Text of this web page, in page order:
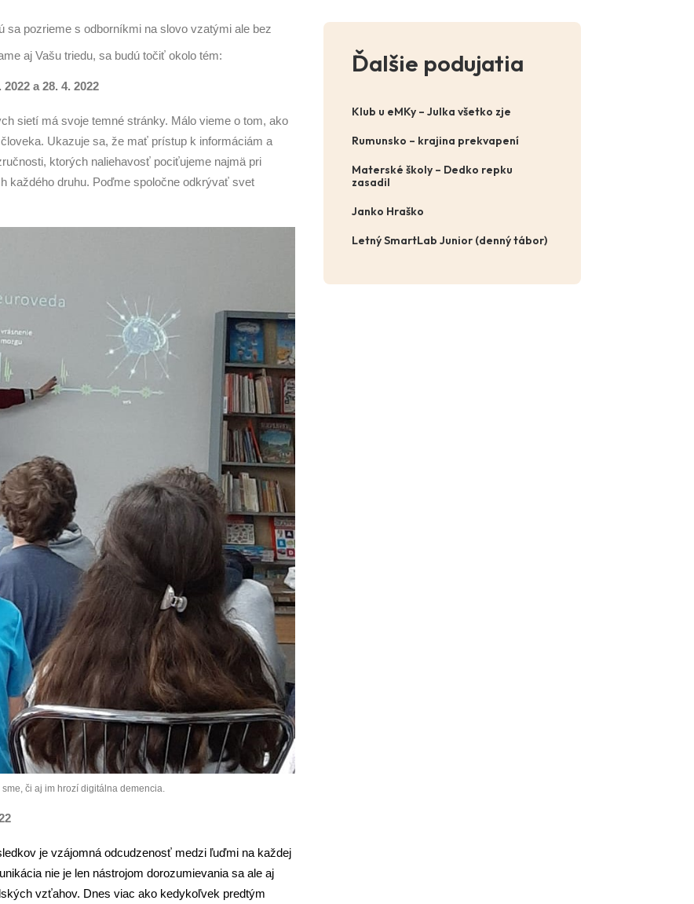
sa pozrieme s odborníkmi na slovo vzatými ale bez
aj Vašu triedu, sa budú točiť okolo tém:
2022 a 28. 4. 2022
sietí má svoje temné stránky. Málo vieme o tom, ako
Ukazuje sa, že mať prístup k informáciám a
ktorých naliehavosť pociťujeme najmä pri
každého druhu. Poďme spoločne odkrývať svet
či aj im hrozí digitálna demencia.
je vzájomná odcudzenosť medzi ľuďmi na každej
nie je len nástrojom dorozumievania sa ale aj
vzťahov. Dnes viac ako kedykoľvek predtým
Ďalšie podujatia
Klub u eMKy – Julka všetko zje
Rumunsko – krajina prekvapení
Materské školy – Dedko repku
zasadil
Janko Hraško
Letný SmartLab Junior (denný tábor)